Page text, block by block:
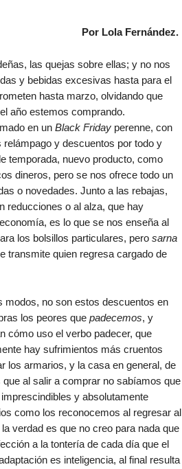
Por Lola Fernández.
las quejas sobre ellas; y no nos
y bebidas excesivas hasta para el
hasta marzo, olvidando que
año estemos comprando.
en un Black Fridayperenne, con
y descuentos por todo y
temporada, nuevo producto, como
dineros, pero se nos ofrece todo un
o novedades. Junto a las rebajas,
reducciones o al alza, que hay
es lo que se nos enseña al
los bolsillos particulares, pero sarna
transmite quien regresa cargado de
modos, no son estos descuentos en
los peores que padecemos, y
cómo uso el verbo padecer, que
hay sufrimientos más cruentos
los armarios, y la casa en general, de
que al salir a comprar no sabíamos que
y absolutamente
como los reconocemos al regresar al
la verdad es que no creo para nada que
a la tontería de cada día que el
es inteligencia, al final resulta